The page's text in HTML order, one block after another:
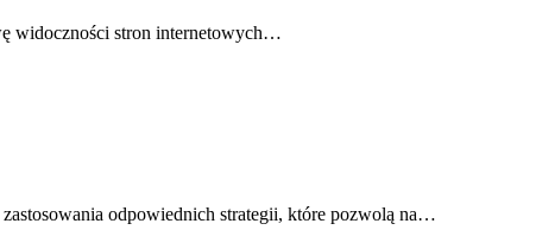
widoczności stron internetowych…
odpowiednich strategii, które pozwolą na…